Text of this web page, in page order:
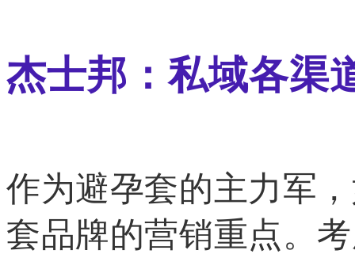
杰士邦：私域各渠
作为避孕套的主力军
套品牌的营销重点。